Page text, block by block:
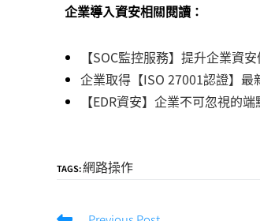
企業導入資安相關閱讀：
【SOC監控服務】提升企業資
企業取得【ISO 27001認證】
【EDR資安】企業不可忽視的
TAGS:網路操作